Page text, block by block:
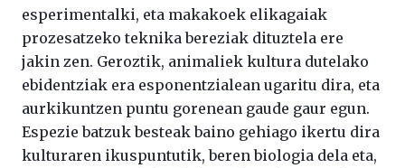
esperimentalki, eta makakoek elikagaiak
prozesatzeko teknika bereziak dituztela ere
jakin zen. Geroztik, animaliek kultura dutelako
ebidentziak era esponentzialean ugaritu dira, eta
aurkikuntzen puntu gorenean gaude gaur egun.
Espezie batzuk besteak baino gehiago ikertu dira
kulturaren ikuspuntutik, beren biologia dela eta,